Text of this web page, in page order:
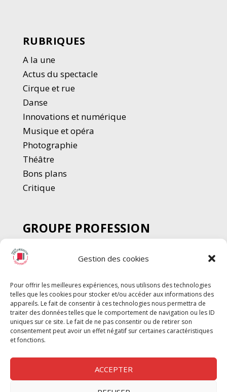
Gestion des cookies
Pour offrir les meilleures expériences, nous utilisons des technologies
telles que les cookies pour stocker et/ou accéder aux informations des
appareils. Le fait de consentir à ces technologies nous permettra de
traiter des données telles que le comportement de navigation ou les ID
uniques sur ce site. Le fait de ne pas consentir ou de retirer son
consentement peut avoir un effet négatif sur certaines caractéristiques
et fonctions.
ACCEPTER
RUBRIQUES
A la une
Actus du spectacle
Cirque et rue
Danse
Innovations et numérique
Musique et opéra
Photographie
Théâtre
Bons plans
Critique
GROUPE PROFESSION
SPECTACLE
Chèque Intermittents
Chèque Compta
Chèque Emploi Spectacle
G-Pods
Profession Audio-visuel